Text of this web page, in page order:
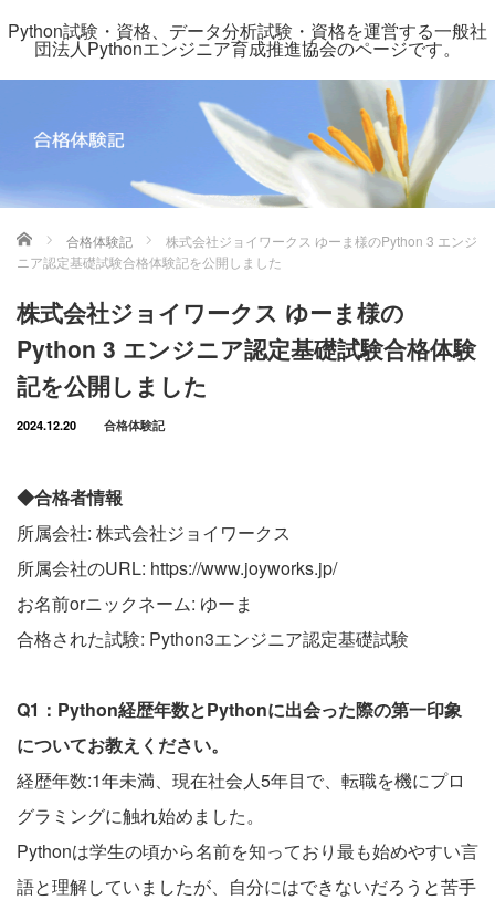
Python試験・資格、データ分析試験・資格を運営する一般社
団法人Pythonエンジニア育成推進協会のページです。
ホーム 合格体験記
株式会社ジョイワークス ゆーま様のPython 3 エンジ
ニア認定基礎試験合格体験記を公開しました
株式会社ジョイワークス ゆーま様の
Python 3 エンジニア認定基礎試験合格体験
記を公開しました
2024.12.20 合格体験記
◆合格者情報
所属会社: 株式会社ジョイワークス
所属会社のURL: https://www.joyworks.jp/
お名前orニックネーム: ゆーま
合格された試験: Python3エンジニア認定基礎試験
Q1：Python経歴年数とPythonに出会った際の第一印象
についてお教えください。
経歴年数:1年未満、現在社会人5年目で、転職を機にプロ
グラミングに触れ始めました。
Pythonは学生の頃から名前を知っており最も始めやすい言
語と理解していましたが、自分にはできないだろうと苦手